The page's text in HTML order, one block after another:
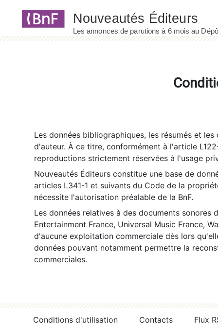
Les données bibliographiques, les résumés et
d'auteur. À ce titre, conformément à l'article
reproductions strictement réservées à l'usage
Nouveautés Éditeurs constitue une base de
articles L341-1 et suivants du Code de la
nécessite l'autorisation préalable de la BnF.
Les données relatives à des documents sonores
Entertainment France, Universal Music France,
d'aucune exploitation commerciale dès lors
données pouvant notamment permettre la
commerciales.
Conditions d'utilisation Contacts
Flux